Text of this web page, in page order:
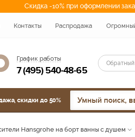
Скидка -10% при оформлении
Контакты Распродажа
График работы
7 (495) 540-48-65
Обратный
скидки до 50%
Hansgrohe на борт ванны с душем